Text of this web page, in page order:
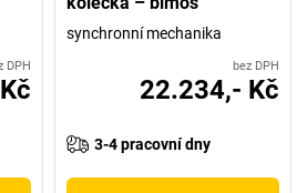
DPH
synchronní mechanika
bez DPH
22.234,- Kč
3-4 pracovní dny